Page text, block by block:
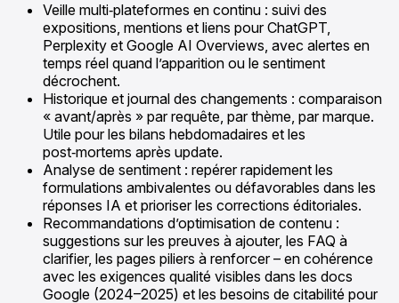
Veille multi‑plateformes en continu : suivi des
expositions, mentions et liens pour ChatGPT,
Perplexity et Google AI Overviews, avec alertes en
temps réel quand l’apparition ou le sentiment
décrochent.
Historique et journal des changements : comparaison
« avant/après » par requête, par thème, par marque.
Utile pour les bilans hebdomadaires et les
post‑mortems après update.
Analyse de sentiment : repérer rapidement les
formulations ambivalentes ou défavorables dans les
réponses IA et prioriser les corrections éditoriales.
Recommandations d’optimisation de contenu :
suggestions sur les preuves à ajouter, les FAQ à
clarifier, les pages piliers à renforcer – en cohérence
avec les exigences qualité visibles dans les docs
Google (2024–2025) et les besoins de citabilité pour